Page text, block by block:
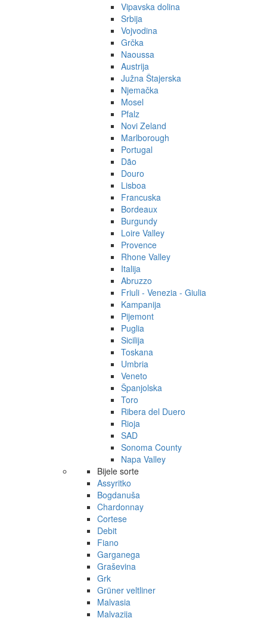
Vipavska dolina
Srbija
Vojvodina
Grčka
Naoussa
Austrija
Južna Štajerska
Njemačka
Mosel
Pfalz
Novi Zeland
Marlborough
Portugal
Dão
Douro
Lisboa
Francuska
Bordeaux
Burgundy
Loire Valley
Provence
Rhone Valley
Italija
Abruzzo
Friuli - Venezia - Giulia
Kampanija
Pijemont
Puglia
Sicilija
Toskana
Umbria
Veneto
Španjolska
Toro
Ribera del Duero
Rioja
SAD
Sonoma County
Napa Valley
Bijele sorte
Assyritko
Bogdanuša
Chardonnay
Cortese
Debit
Fiano
Garganega
Graševina
Grk
Grüner veltliner
Malvasia
Malvazija